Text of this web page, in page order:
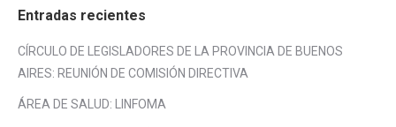
Entradas recientes
CÍRCULO DE LEGISLADORES DE LA PROVINCIA DE BUENOS
AIRES: REUNIÓN DE COMISIÓN DIRECTIVA
ÁREA DE SALUD: LINFOMA